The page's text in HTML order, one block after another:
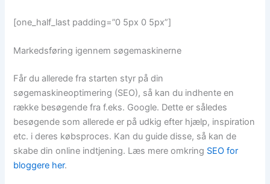
[one_half_last padding=”0 5px 0 5px”]
Markedsføring igennem søgemaskinerne
Får du allerede fra starten styr på din
søgemaskineoptimering (SEO), så kan du indhente en
række besøgende fra f.eks. Google. Dette er således
besøgende som allerede er på udkig efter hjælp, inspiration
etc. i deres købsproces. Kan du guide disse, så kan de
skabe din online indtjening. Læs mere omkring SEO for
bloggere her.